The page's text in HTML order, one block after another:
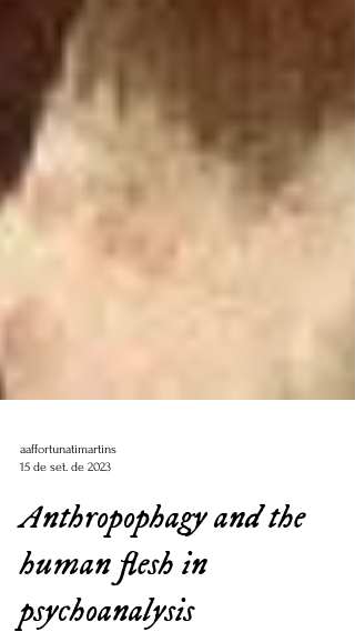
aaffortunatimartins
15 de set. de 2023
Anthropophagy and the